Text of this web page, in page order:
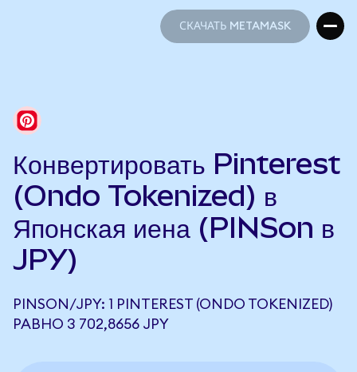
СКАЧАТЬ METAMASK
Конвертировать Pinterest
(Ondo Tokenized) в
Японская иена (PINSon в
JPY)
PINSON/JPY: 1 PINTEREST (ONDO TOKENIZED)
РАВНО 3 702,8656 JPY